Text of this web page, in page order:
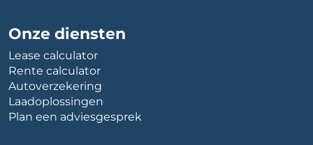
Onze diensten
Lease calculator
Rente calculator
Autoverzekering
Laadoplossingen
Plan een adviesgesprek